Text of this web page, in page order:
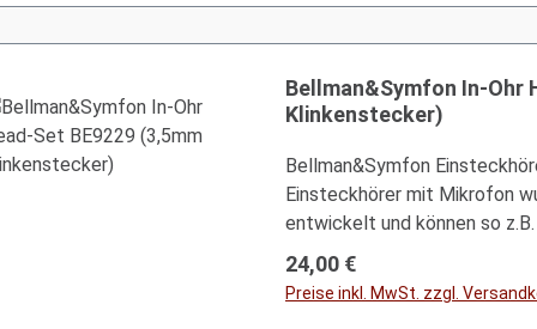
Bellman&Symfon In-Ohr
Klinkenstecker)
Bellman&Symfon
Einsteckhörer mit Mikrofon
entwickelt und können so
telefonieren verwendet
integriertes Mikrofon und
mit:Bellman&Symfon BE2021
Regulärer Preis:
24,00 €
Preise inkl. MwSt. zzgl.